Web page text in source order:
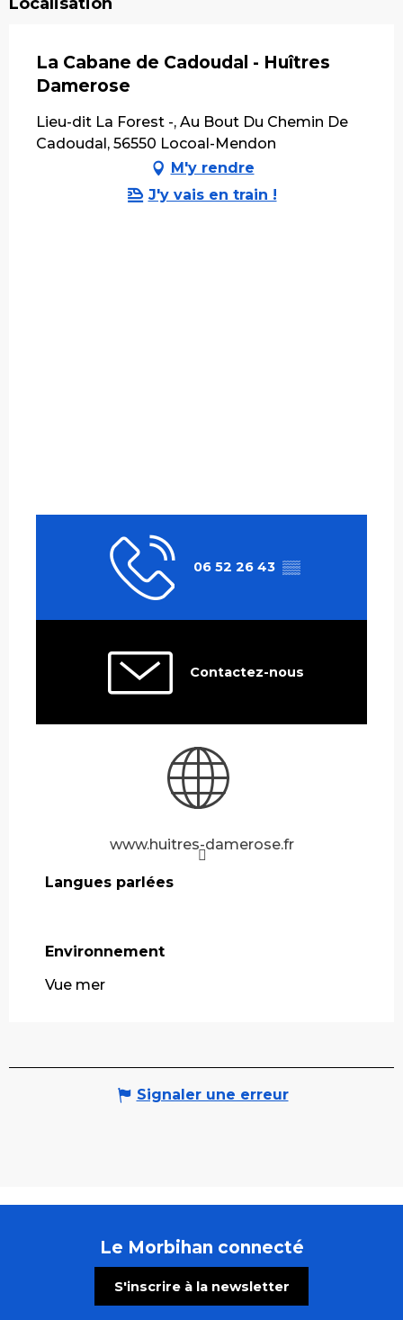
La Cabane de Cadoudal - Huîtres
Damerose
Lieu-dit La Forest -, Au Bout Du Chemin De
Cadoudal, 56550 Locoal-Mendon
M'y rendre
J'y vais en train !
06 52 26 43 ▒▒
Contactez-nous
www.huitres-damerose.fr
Langues parlées
Langues parlées
Environnement
Environnement
Vue mer
Signaler une erreur
Le Morbihan connecté
S'inscrire à la newsletter